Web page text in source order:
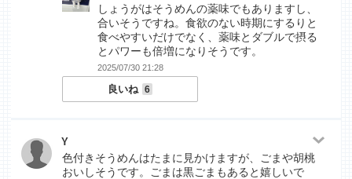
しょうがはそうめんの薬味でもありますし、
合いそうですね。食欲のない時期にするりと
食べやすいだけでなく、薬味とダブルで摂る
とパワーも倍増になりそうです。
2025/07/30 21:28
良いね 6
Y
色付きそうめんはたまに見かけますが、ごまや胡桃
おいしそうです。ごまは黒ごまもあると嬉しいで